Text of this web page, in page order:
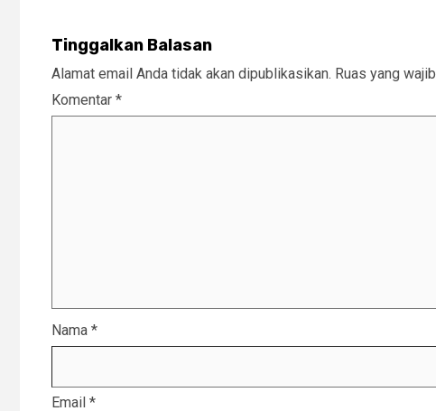
Tinggalkan Balasan
Alamat email Anda tidak akan dipublikasikan. Ruas yang
Komentar *
Nama *
Email *